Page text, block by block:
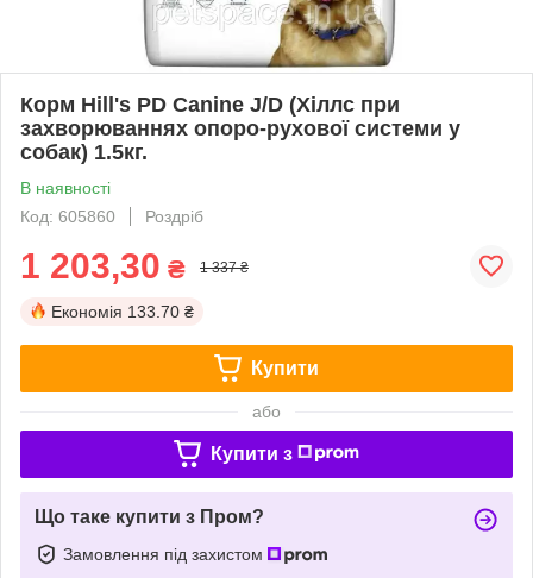
Корм Hill's PD Canine J/D (Хіллс при
захворюваннях опоро-рухової системи у
собак) 1.5кг.
В наявності
Код: 605860
Роздріб
1 203,30 ₴ 1 337 ₴
Економія 133.70 ₴
Купити
або
Купити з
Що таке купити з Пром?
Замовлення під захистом